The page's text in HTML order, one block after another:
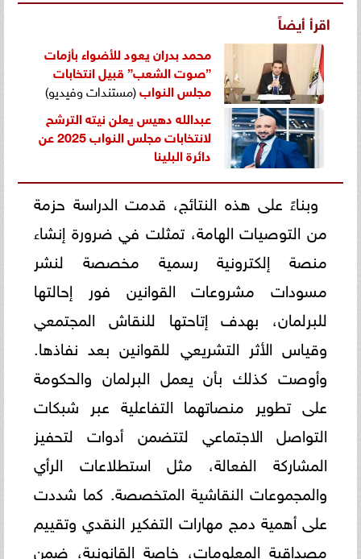
اقرأ أيضاً
محمد بدران يعود للأضواء بأزمات
”صوت الشعب” قبيل انتخابات
مجلس النواب(مستندات وفيديو)
عبدالله دهيس يعلن نيته الترشح
لانتخابات مجلس النواب 2025 عن
دائرة البلينا
وبناءً على هذه النتائج، قدمت الدراسة حزمة
من التوصيات الهامة، تمثلت في ضرورة إنشاء
منصة إلكترونية رسمية مخصصة لنشر
مسودات مشروعات القوانين فور إحالتها
للبرلمان، بهدف إتاحتها للنقاش المجتمعي
وقياس الأثر التشريعي للقوانين بعد نفاذها.
وأوصت كذلك بأن يعمل البرلمان والحكومة
على تطوير منصاتهما التفاعلية عبر شبكات
التواصل الاجتماعي لتتضمن أدوات لتحفيز
المشاركة الفعالة، مثل استطلاعات الرأي
والمجموعات النقاشية المتخصصة. كما شددت
على أهمية دمج مهارات التفكير النقدي وتقييم
مصداقية المعلومات، خاصة القانونية، ضمن